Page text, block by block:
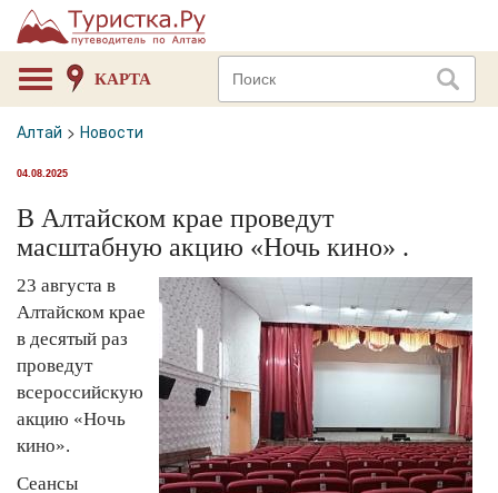
КАРТА
Алтай > Новости
04.08.2025
В Алтайском крае проведут
масштабную акцию «Ночь кино» .
23 августа в
Алтайском крае
в десятый раз
проведут
всероссийскую
акцию «Ночь
кино».
Сеансы